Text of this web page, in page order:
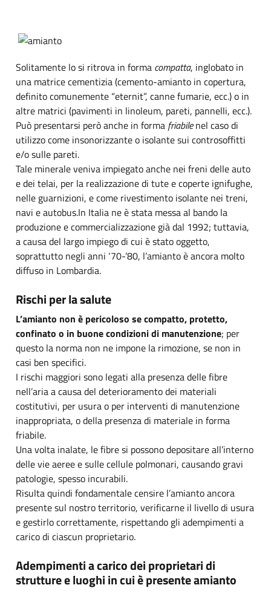
Solitamente lo si ritrova in forma compatta, inglobato in
una matrice cementizia (cemento-amianto in copertura,
definito comunemente “eternit”, canne fumarie, ecc.) o in
altre matrici (pavimenti in linoleum, pareti, pannelli, ecc.).
Può presentarsi però anche in forma friabilenel caso di
utilizzo come insonorizzante o isolante sui controsoffitti
e/o sulle pareti.
Tale minerale veniva impiegato anche nei freni delle auto
e dei telai, per la realizzazione di tute e coperte ignifughe,
nelle guarnizioni, e come rivestimento isolante nei treni,
navi e autobus.In Italia ne è stata messa al bando la
produzione e commercializzazione già dal 1992; tuttavia,
a causa del largo impiego di cui è stato oggetto,
soprattutto negli anni ‘70-’80, l’amianto è ancora molto
diffuso in Lombardia.
Rischi per la salute
L’amianto non è pericoloso se compatto, protetto,
confinato o in buone condizioni di manutenzione; per
questo la norma non ne impone la rimozione, se non in
casi ben specifici.
I rischi maggiori sono legati alla presenza delle fibre
nell’aria a causa del deterioramento dei materiali
costitutivi, per usura o per interventi di manutenzione
inappropriata, o della presenza di materiale in forma
friabile.
Una volta inalate, le fibre si possono depositare all’interno
delle vie aeree e sulle cellule polmonari, causando gravi
patologie, spesso incurabili.
Risulta quindi fondamentale censire l’amianto ancora
presente sul nostro territorio, verificarne il livello di usura
e gestirlo correttamente, rispettando gli adempimenti a
carico di ciascun proprietario.
Adempimenti a carico dei proprietari di
strutture e luoghi in cui è presente amianto